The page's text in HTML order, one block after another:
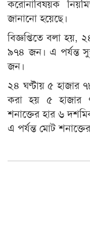
করোনাবিষয়ক
জানানো হয়েছে।
বিজ্ঞপ্তিতে বলা হয়,
৯৭৪ জন। এ পর্যন্ত
জন।
২৪ ঘণ্টায় ৫ হাজার
করা হয় ৫ হাজার
শনাক্তের হার ৬
এ পর্যন্ত মোট